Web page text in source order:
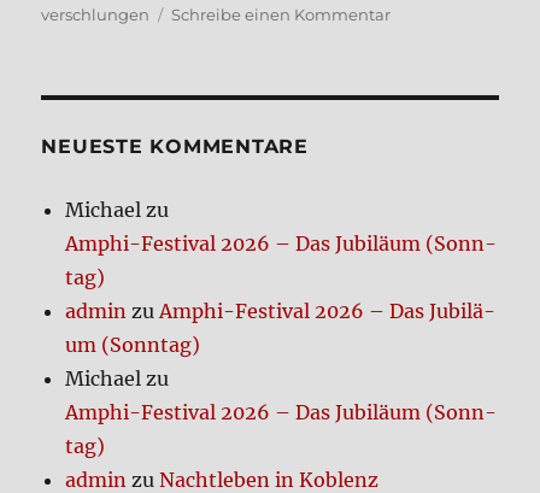
am
verschlungen
Schreibe einen Kommentarzu
NEUE­STE KOM­MEN­TA­RE
Michael zu
Amphi-Festi­val 2026 – Das Jubi­lä­um (Sonn­
tag)
admin zuAmphi-Festi­val 2026 – Das Jubi­lä­
um (Sonn­tag)
Michael zu
Amphi-Festi­val 2026 – Das Jubi­lä­um (Sonn­
tag)
admin zuNacht­le­ben in Koblenz